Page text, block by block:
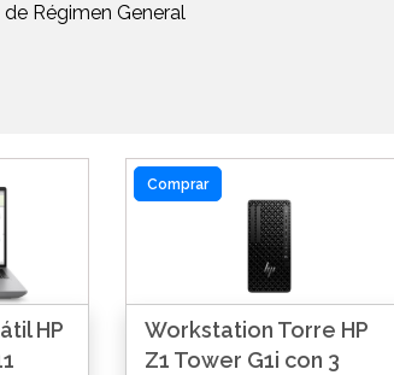
Régimen General
HP
Comprar
Workstation Torre HP
Z1 Tower G1i con 3